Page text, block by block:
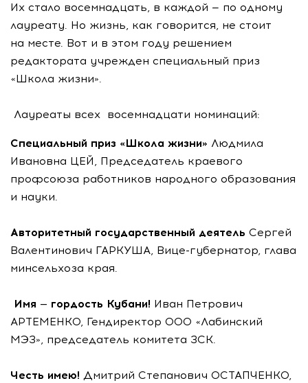
Их стало восемнадцать, в каждой — по одному
лауреату. Но жизнь, как говорится, не стоит
на месте. Вот и в этом году решением
редактората учрежден специальный приз
«Школа жизни».
Лауреаты всех восемнадцати номинаций:
Специальный приз «Школа жизни» Людмила
Ивановна ЦЕЙ, Председатель краевого
профсоюза работников народного образования
и науки.
Авторитетный государственный деятель Сергей
Валентинович ГАРКУША, Вице-губернатор, глава
минсельхоза края.
Имя — гордость Кубани! Иван Петрович
АРТЕМЕНКО, Гендиректор ООО «Лабинский
МЭЗ», председатель комитета ЗСК.
Честь имею! Дмитрий Степанович ОСТАПЧЕНКО,